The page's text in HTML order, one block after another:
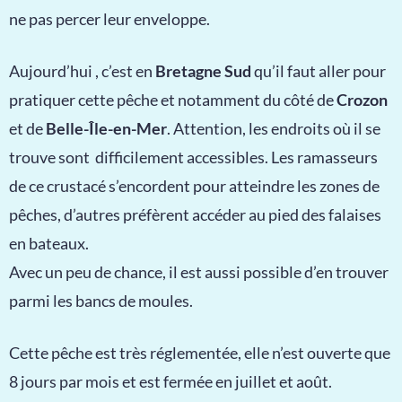
ne pas percer leur enveloppe.
Aujourd’hui , c’est en Bretagne Sudqu’il faut aller pour
pratiquer cette pêche et notamment du côté deCrozon
et deBelle-Île-en-Mer. Attention, les endroits où il se
trouve sont difficilement accessibles. Les ramasseurs
de ce crustacé s’encordent pour atteindre les zones de
pêches, d’autres préfèrent accéder au pied des falaises
en bateaux.
Avec un peu de chance, il est aussi possible d’en trouver
parmi les bancs de moules.
Cette pêche est très réglementée, elle n’est ouverte que
8 jours par mois et est fermée en juillet et août.